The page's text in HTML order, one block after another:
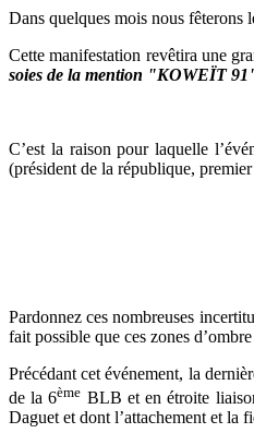
Dans quelques mois nous fêterons
Cette manifestation revêtira une
soies de la mention "KOWEÏT
C’est la raison pour laquelle
(président de la république,
Pardonnez ces nombreuses
fait possible que ces zones
Précédant cet événement, la
de la 6ème BLB et en étroite
Daguet et dont l’attachement et la